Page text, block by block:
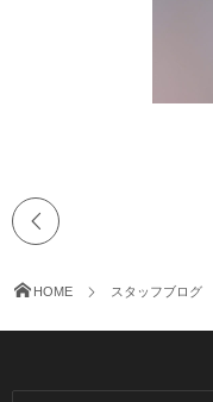
HOME スタッフブログ